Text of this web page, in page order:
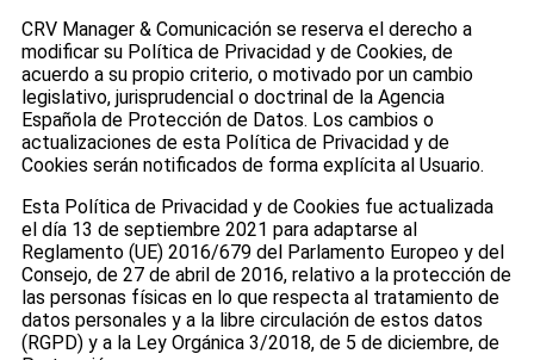
CRV Manager & Comunicación se reserva el derecho a
modificar su Política de Privacidad y de Cookies, de
acuerdo a su propio criterio, o motivado por un cambio
legislativo, jurisprudencial o doctrinal de la Agencia
Española de Protección de Datos. Los cambios o
actualizaciones de esta Política de Privacidad y de
Cookies serán notificados de forma explícita al Usuario.
Esta Política de Privacidad y de Cookies fue actualizada
el día 13 de septiembre 2021 para adaptarse al
Reglamento (UE) 2016/679 del Parlamento Europeo y del
Consejo, de 27 de abril de 2016, relativo a la protección de
las personas físicas en lo que respecta al tratamiento de
datos personales y a la libre circulación de estos datos
(RGPD) y a la Ley Orgánica 3/2018, de 5 de diciembre, de